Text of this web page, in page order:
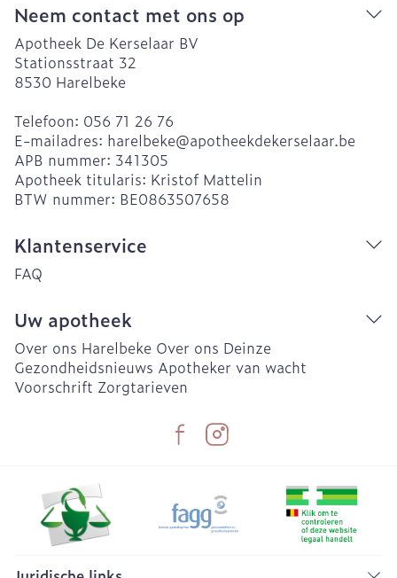
Neem contact met ons op
Apotheek De Kerselaar BV
Stationsstraat 32
8530 Harelbeke
Telefoon: 056 71 26 76
E-mailadres: harelbeke@apotheekdekerselaar.be
APB nummer: 341305
Apotheek titularis: Kristof Mattelin
BTW nummer: BE0863507658
Klantenservice
FAQ
Uw apotheek
Over ons Harelbeke Over ons Deinze
Gezondheidsnieuws Apotheker van wacht
Voorschrift Zorgtarieven